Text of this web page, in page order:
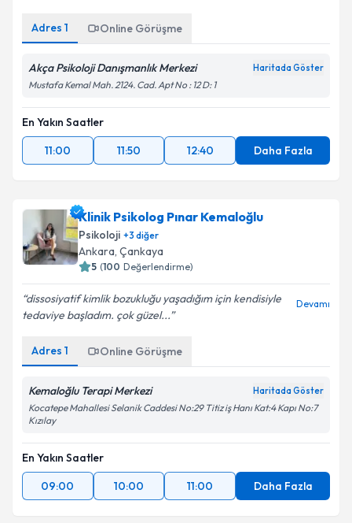
Adres 1 Online Görüşme
Akça Psikoloji Danışmanlık Merkezi Haritada Göster
Mustafa Kemal Mah. 2124. Cad. Apt No : 12 D: 1
En Yakın Saatler
11:00
11:50 12:40 Daha Fazla
Klinik Psikolog Pınar Kemaloğlu
Psikoloji +3 diğer
Ankara, Çankaya
5 (100 Değerlendirme)
dissosiyatif kimlik bozukluğu yaşadığım için kendisiyle
tedaviye başladım. çok güzel...
Devamı
Adres 1 Online Görüşme
Kemaloğlu Terapi Merkezi Haritada Göster
Kocatepe Mahallesi Selanik Caddesi No:29 Titiz iş Hanı Kat:4 Kapı No:7
Kızılay
En Yakın Saatler
09:00
10:00 11:00 Daha Fazla